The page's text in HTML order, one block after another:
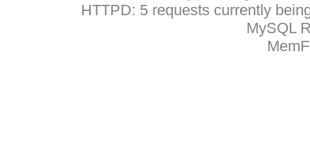
HTTPD: 5 requests currently
MySQL